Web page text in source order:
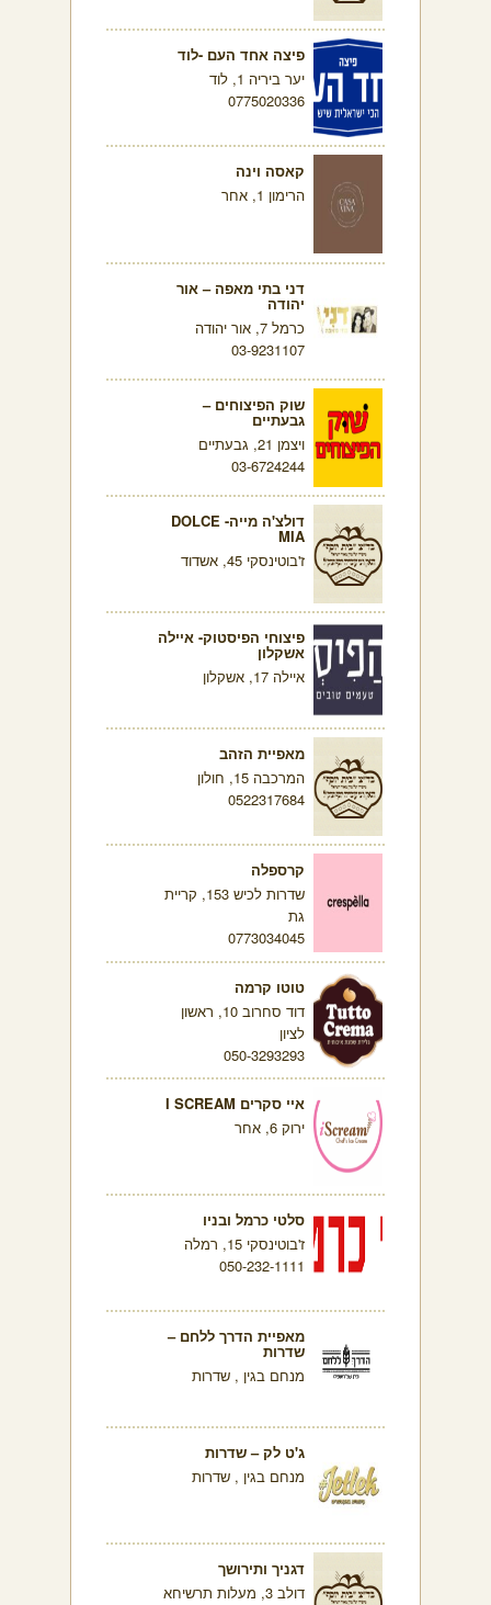
פיצה אחד העם -לוד
יער ביריה 1, לוד
0775020336
קאסה וינה
הרימון 1, אחר
דני בתי מאפה – אור
יהודה
כרמל 7, אור יהודה
03-9231107
שוק הפיצוחים –
גבעתיים
ויצמן 21, גבעתיים
03-6724244
דולצ'ה מייה- DOLCE
MIA
ז'בוטינסקי 45, אשדוד
פיצוחי הפיסטוק- איילה
אשקלון
איילה 17, אשקלון
מאפיית הזהב
המרכבה 15, חולון
0522317684
קרספלה
שדרות לכיש 153, קריית
גת
0773034045
טוטו קרמה
דוד סחרוב 10, ראשון
לציון
050-3293293
איי סקרים I SCREAM
ירוק 6, אחר
סלטי כרמל ובניו
ז'בוטינסקי 15, רמלה
050-232-1111
מאפיית הדרך ללחם –
שדרות
מנחם בגין , שדרות
ג'ט לק – שדרות
מנחם בגין , שדרות
דגניך ותירושך
דולב 3, מעלות תרשיחא